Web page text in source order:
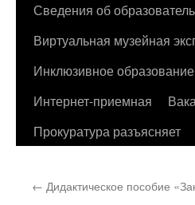
Перейти
содержимому
Сведения об
Виртуальная музейная
Инклюзивное образование
Интернет-приемная
Прокуратура разъясняет
← Дидактическое пособие